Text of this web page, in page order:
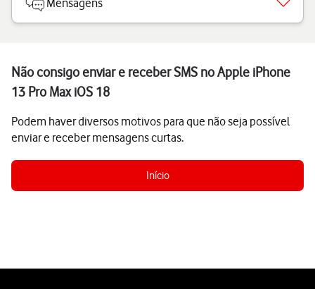
Mensagens
Não consigo enviar e receber SMS no Apple iPhone
13 Pro Max iOS 18
Podem haver diversos motivos para que não seja possível
enviar e receber mensagens curtas.
Início